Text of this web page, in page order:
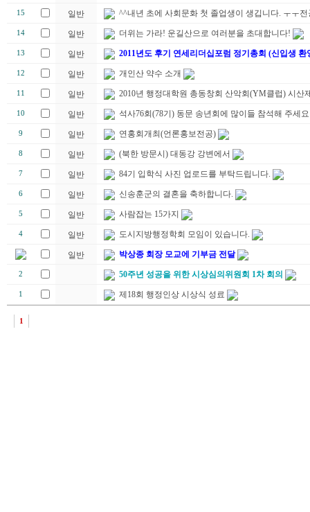
15 일반 ^^내년 초에 사회문화 첫 졸업생이 생깁니다. ㅜㅜ
14 일반 더위는 가라! 운길산으로 여러분을 초대합니다!
13 일반 2011년도 후기 연세리더십포럼 정기총회 (신입생
12 일반 개인산 약수 소개
11 일반 2010년 행정대학원 총동창회 산악회(YM클럽) 시산
10 일반 석사76회(78기) 동문 송년회에 많이들 참석해 주세요
9 일반 연홍회개최(언론홍보전공)
8 일반 (북한 방문시) 대동강 강변에서
7 일반 84기 입학식 사진 업로드를 부탁드립니다.
6 일반 신송훈군의 결혼을 축하합니다.
5 일반 사람잡는 15가지
4 일반 도시지방행정학회 모임이 있습니다.
일반 박상종 회장 모교에 기부금 전달
2 50주년 성공을 위한 시상심의위원회 1차 회의
1 제18회 행정인상 시상식 성료
1